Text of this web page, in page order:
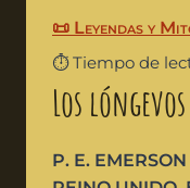
📜 Leyendas y
⏱️ Tiempo de
Los
P. E. EMERSON